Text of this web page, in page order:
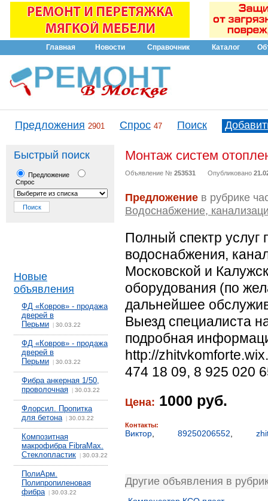
Главная Новости Справочник Каталог
Предложения 2901 Спрос 47 Поиск
Быстрый поиск
Предложение
Спрос
Новые
объявления
ФД «Ковров» - продажа
дверей в
Перьми
30.03.22
ФД «Ковров» - продажа
дверей в
Перьми
30.03.22
Фибра анкерная 1/50,
проволочная
30.03.22
Флорсил. Пропитка
для бетона| 30.03.22
Композитная
макрофибра FibraMax.
Стеклопластик
30.03.22
ПолиАрм.
Полипропиленовая
фибра| 30.03.22
Монтаж систем
Объявление № 253531 Опубликовано
Предложение в рубрике
Водоснабжение,
Полный спектр услуг
водоснабжения,
Московской и
оборудования (по
дальнейшее
Выезд специалиста
подробная
http://
474 18 09, 8 925 020
Цена: 1000 руб.
Контакты:
Виктор 89250206552
Другие объявления в